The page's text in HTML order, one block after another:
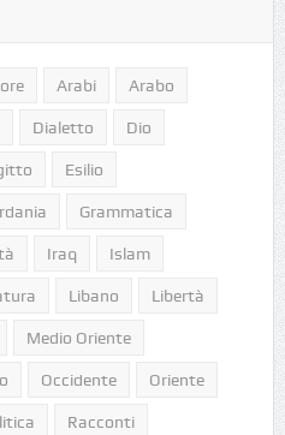
Arabi Arabo
Dialetto Dio
Esilio
Grammatica
Iraq Islam
Libano Libertà
Medio Oriente
Occidente Oriente
Racconti